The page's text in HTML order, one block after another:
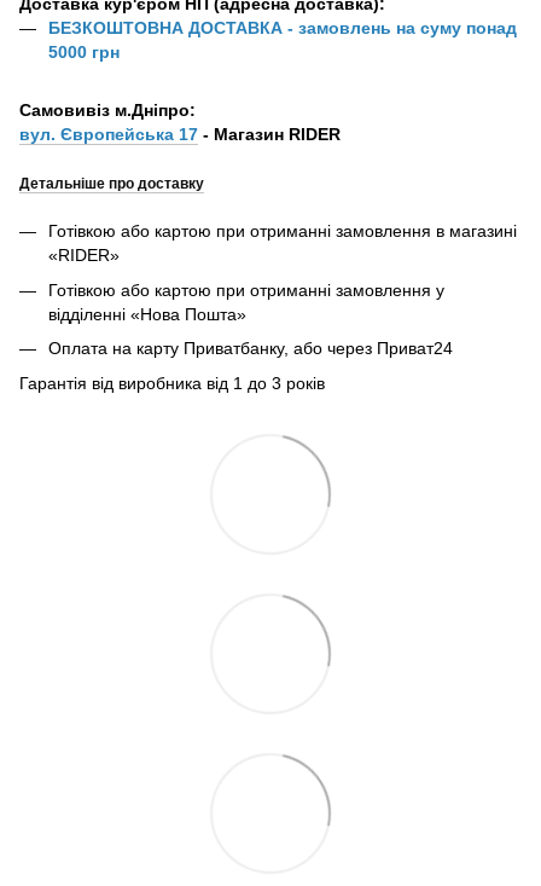
БЕЗКОШТОВНА ДОСТАВКА - замовлень на суму понад
5000 грн
Самовивіз м.Дніпро:
вул. Європейська 17 - Магазин RIDER
Детальніше про доставку
Готівкою або картою при отриманні замовлення в магазині
«RIDER»
Готівкою або картою при отриманні замовлення у
відділенні «Нова Пошта»
Оплата на карту Приватбанку, або через Приват24
Гарантія від виробника від 1 до 3 років